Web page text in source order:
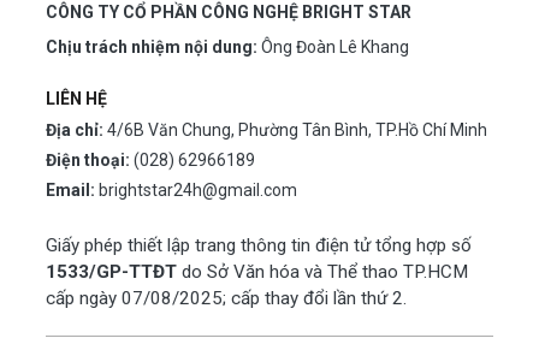
CÔNG TY CỔ PHẦN CÔNG NGHỆ BRIGHT STAR
Chịu trách nhiệm nội dung: Ông Đoàn Lê Khang
LIÊN HỆ
Địa chỉ: 4/6B Văn Chung, Phường Tân Bình, TP.Hồ Chí Minh
Điện thoại: (028) 62966189
Email: brightstar24h@gmail.com
Giấy phép thiết lập trang thông tin điện tử tổng hợp số
1533/GP-TTĐT do Sở Văn hóa và Thể thao TP.HCM
cấp ngày 07/08/2025; cấp thay đổi lần thứ 2.